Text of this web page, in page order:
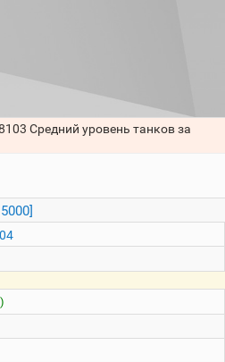
Средний уровень танков за